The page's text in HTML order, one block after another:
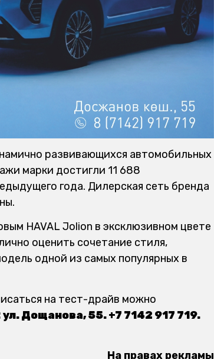
развивающихся автомобильных
марки достигли 11 688
года. Дилерская сеть бренда
HAVAL Jolion в эксклюзивном цвете
оценить сочетание стиля,
одной из самых популярных в
на тест-драйв можно
Дощанова, 55. +7 7142 917 719.
На правах рекламы